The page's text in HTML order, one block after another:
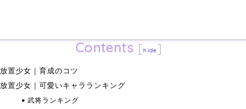
Contents [hide]
放置少女｜育成のコツ
放置少女｜可愛いキャラランキング
武将ランキング